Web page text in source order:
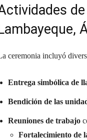
ceremonia incluyó
Entrega simbólica de
Bendición de las
Reuniones de trabajo
Fortalecimiento de